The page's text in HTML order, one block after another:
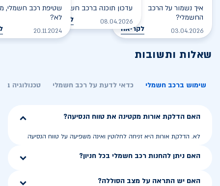
איך נשמור על הרכב
החשמלי?
03.04.2026 לקריאה
עדכון תוכנה ברכב חשמלי
08.04.2026 לקריאה
שטיפת רכב חשמלי,
לא?
20.11.2024
שאלות ותשובות
שימוש ברכב חשמלי כדאי לדעת על רכב חשמלי טכנולוגיה
האם הדלקת אורות מקטינה את טווח הנסיעה?
לא. הדלקת אורות היא זניחה לחלוטין ואינה משפיעה על טווח הנסיעה
האם ניתן להחנות רכב חשמלי בכל חניון?
האם יש התראה על מצב הסוללה?